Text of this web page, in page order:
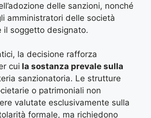
delle sanzioni, nonché
amministratori delle società
il soggetto designato.
la decisione rafforza
cui la sostanza prevale sulla
sanzionatoria. Le strutture
o patrimoniali non
valutate esclusivamente sulla
formale, ma richiedono